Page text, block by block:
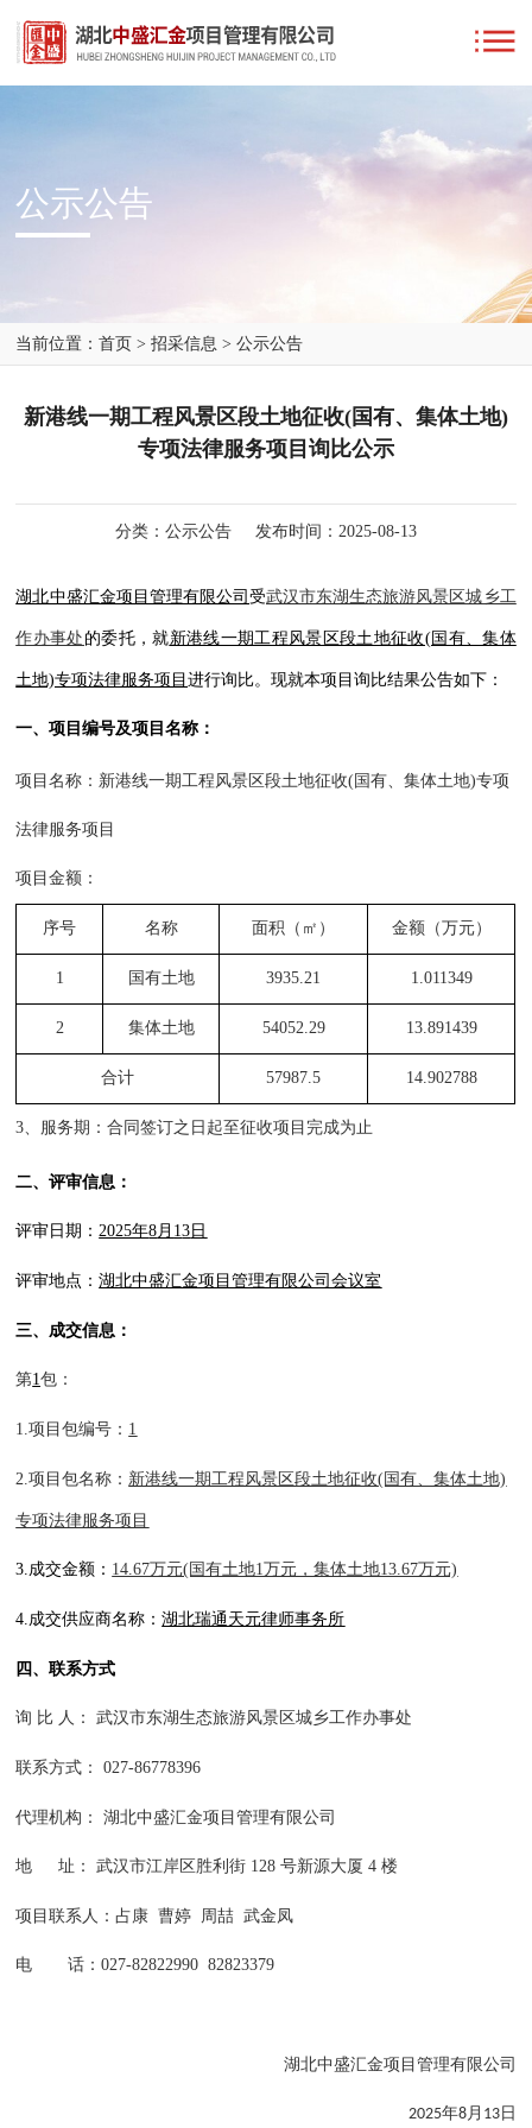
公示公告
当前位置：首页 >招采信息 >公示公告
新港线一期工程风景区段土地征收(国有、集体土地)
专项法律服务项目询比公示
分类：公示公告 发布时间：2025-08-13
湖北中盛汇金项目管理有限公司 受武汉市东湖生态旅游风景区城乡工
作办事处 的委托，就新港线一期工程风景区段土地征收(国有、集体
土地)专项法律服务项目进行询比。现就本项目询比结果公告如下：
一、项目编号及项目名称：
项目名称：新港线一期工程风景区段土地征收(国有、集体土地)专项
法律服务项目
项目金额 ：
序号 名称 面积（㎡） 金额（万元）
1 国有土地 3935.21 1.011349
2 集体土地 54052.29 13.891439
合计 57987.5 14.902788
3、 服务期 ：合同签订之日起至征收项目完成为止
二、评审信息：
评审日期：2025年8月 13 日
评审地点：湖北中盛汇金项目管理有限公司会议室
三、成交信息：
第1包：
1 .项目包编号： 1
2 .项目包名称： 新港线一期工程风景区段土地征收(国有、集体土地)
专项法律服务项目
3.成交金额： 14.67万元(国有土地1万元，集体土地13.67万元)
4 成交供应商名称：湖北瑞通天元律师事务所
四、联系方式
询 比 人： 武汉市东湖生态旅游风景区城乡工作办事处
联系方式： 027-86778396
代理机构： 湖北中盛汇金项目管理有限公司
地 址： 武汉市江岸区胜利街 128 号新源大厦 4 楼
项目联系人：占康 曹婷 周喆 武金凤
电 话：027-82822990 82823379
湖北中盛汇金项目管理有限公司
2025年8月 13日